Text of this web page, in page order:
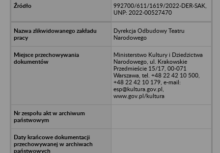
992700/611/1619/2022-DER-SAK,
UNP: 2022-00527470
Dyrekcja Odbudowy Teatru
Narodowego
Ministerstwo Kultury i Dziedzictwa
Narodowego, ul. Krakowskie
Przedmieście 15/17, 00-071
Warszawa, tel. +48 22 42 10 500,
+48 22 42 10 179, e-mail:
esp@kultura.gov.pl,
www.gov.pl/kultura